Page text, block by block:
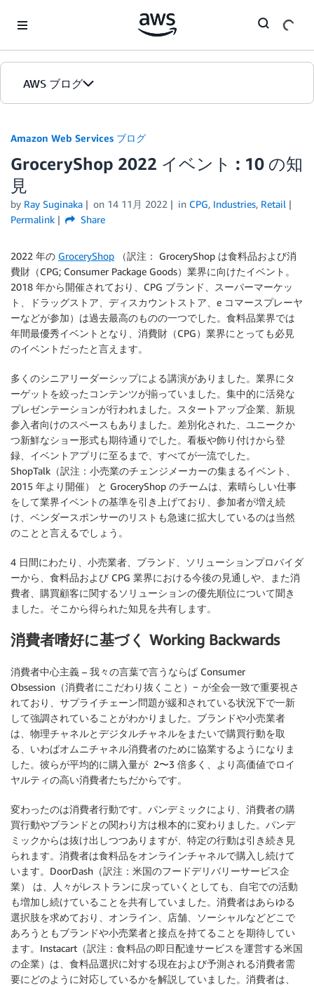
AWS ブログ
カテゴリ
エディション
Amazon Web Services ブログ
GroceryShop 2022 イベント : 10 の知
見
by Ray Suginaka on 14 11月 2022 in CPG, Industries, Retail
Permalink
Share
2022 年の GroceryShop （訳注： GroceryShop は食料品および消
費財（CPG; Consumer Package Goods）業界に向けたイベント。
2018 年から開催されており、CPG ブランド、スーパーマーケッ
ト、ドラッグストア、ディスカウントストア、e コマースプレーヤ
ーなどが参加）は過去最高のものの一つでした。食料品業界では
年間最優秀イベントとなり、消費財（CPG）業界にとっても必見
のイベントだったと言えます。
多くのシニアリーダーシップによる講演がありました。業界にタ
ーゲットを絞ったコンテンツが揃っていました。集中的に活発な
プレゼンテーションが行われました。スタートアップ企業、新規
参入者向けのスペースもありました。差別化された、ユニークか
つ新鮮なショー形式も期待通りでした。看板や飾り付けから登
録、イベントアプリに至るまで、すべてが一流でした。
ShopTalk（訳注：小売業のチェンジメーカーの集まるイベント、
2015 年より開催） と GroceryShop のチームは、素晴らしい仕事
をして業界イベントの基準を引き上げており、参加者が増え続
け、ベンダースポンサーのリストも急速に拡大しているのは当然
のことと言えるでしょう。
4 日間にわたり、小売業者、ブランド、ソリューションプロバイダ
ーから、食料品および CPG 業界における今後の見通しや、また消
費者、購買顧客に関するソリューションの優先順位について聞き
ました。そこから得られた知見を共有します。
消費者嗜好に基づく Working Backwards
消費者中心主義 – 我々の言葉で言うならば Consumer
Obsession（消費者にこだわり抜くこと）− が全会一致で重要視さ
れており、サプライチェーン問題が緩和されている状況下で一新
して強調されていることがわかりました。ブランドや小売業者
は、物理チャネルとデジタルチャネルをまたいで購買行動を取
る、いわばオムニチャネル消費者のために協業するようになりま
した。彼らが平均的に購入量が 2〜3 倍多く、より高価値でロイ
ヤルティの高い消費者たちだからです。
変わったのは消費者行動です。パンデミックにより、消費者の購
買行動やブランドとの関わり方は根本的に変わりました。パンデ
ミックからは抜け出しつつありますが、特定の行動は引き続き見
られます。消費者は食料品をオンラインチャネルで購入し続けて
います。DoorDash（訳注：米国のフードデリバリーサービス企
業） は、人々がレストランに戻っていくとしても、自宅での活動
も増加し続けていることを共有していました。消費者はあらゆる
選択肢を求めており、オンライン、店舗、ソーシャルなどどこで
あろうともブランドや小売業者と接点を持てることを期待してい
ます。Instacart（訳注：食料品の即日配達サービスを運営する米国
の企業）は、食料品選択に対する現在および予測される消費者需
要にどのように対応しているかを解説していました。消費者は、